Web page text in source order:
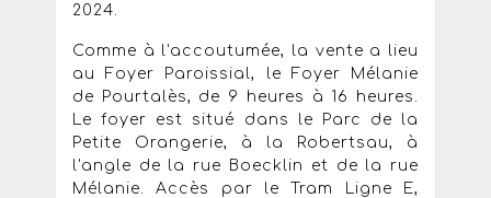
2024.
Comme à l'accoutumée, la vente a lieu
au Foyer Paroissial, le Foyer Mélanie
de Pourtalès, de 9 heures à 16 heures.
Le foyer est situé dans le Parc de la
Petite Orangerie, à la Robertsau, à
l'angle de la rue Boecklin et de la rue
Mélanie. Accès par le Tram Ligne E,